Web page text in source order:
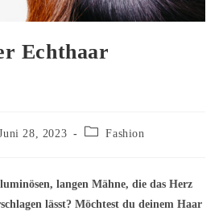
Echthaar
28, 2023
Beitrags-
Fashion
langen Mähne, die das Herz
lässt? Möchtest du deinem Haar